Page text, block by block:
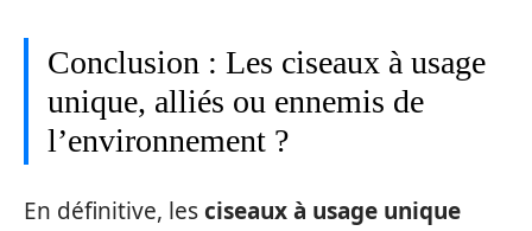
Conclusion : Les ciseaux à usage
unique, alliés ou ennemis de
l’environnement ?
En définitive, lesciseaux à usage unique